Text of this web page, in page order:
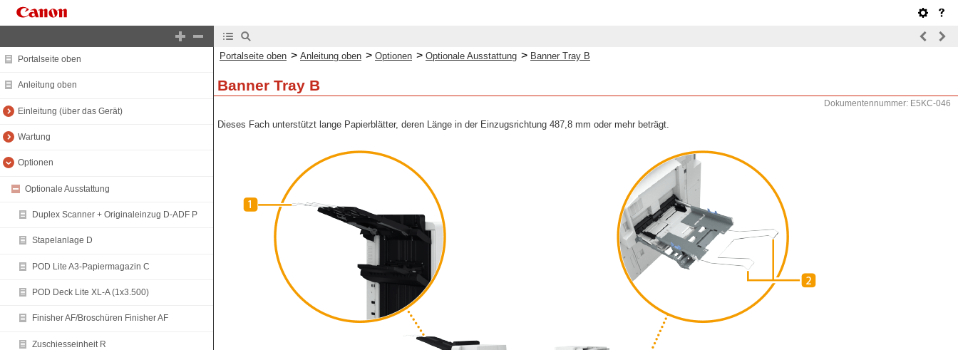
Portalseite oben
Anleitung oben
Einleitung (über das Gerät)
Wartung
Optionen
Optionale Ausstattung
Duplex Scanner + Originaleinzug D-ADF P
Stapelanlage D
POD Lite A3-Papiermagazin C
POD Deck Lite XL-A (1x3.500)
Finisher AF/Broschüren Finisher AF
Zuschiesseinheit R
Portalseite oben > Anleitung oben > Optionen > Optionale Ausstattung > Banner Tray B
Banner Tray B
Dokumentennummer: E5KC-046
Dieses Fach unterstützt lange Papierblätter, deren Länge in der Einzugsrichtung 487,8 mm oder mehr beträgt.